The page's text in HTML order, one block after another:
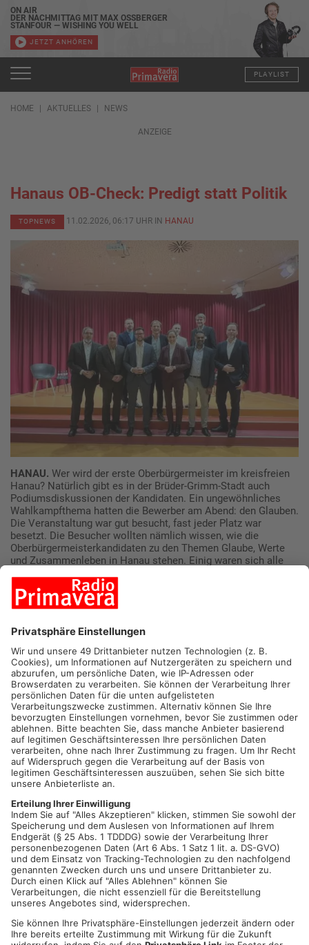
ON AIR
DER NACHMITTAG MIT MAX OSSBERGER
STANFOUR — WISHING YOU WELL
JETZT ANHÖREN
PLAYLIST
HOME AKTUELLES NEWS
ANZEIGE
Hanaus OB-Check: Predigt statt Politik
TOPNEWS 11.02.2026, 06:17 UHR IN HANAU
HANAU. Wer wird der erste Oberbürgermeister im kreisfreien
Hanau? Natürlich gibt es in der Brüder-Grimm-Stadt auch
Podiumsdiskussionen der Kandidaten. Ein ungewöhnliches
Wahlkampfthema hatten die Bewerber am Abend: den Glauben.
Die Veranstaltung war gut besucht, fast jeder Platz war
besetzt. Die Besucher wollten nämlich wissen, wie die
Oberbürgermeisterkandidaten zu den Themen Glaube, Werte
und Zusammenleben in Hanau stehen. Einig waren sich alle
wichtigen Beitrag zur Wertevermittlung leisten – vor allem in
der frühkindlichen Bildung. Besonders wichtig sei es, dass es
Kirchen beziehungsweise Orte gibt, an denen Menschen
Kandidaten wollen sich zudem dafür einsetzen, dass dort, wo
Kirchengebäude geschlossen werden müssen, alternative Orte
der Begegnung erhalten bleiben; auch über Umbaumaßnahmen
wurde gesprochen. Die bestehenden Angebote seien
essenziell und sollten weiter gefördert werden, damit
Menschen aufeinander zugehen. Denn Verständnis und
Offenheit seien enorm wichtig – gerade für eine Stadt wie
Hanau.
Mehr zum Thema